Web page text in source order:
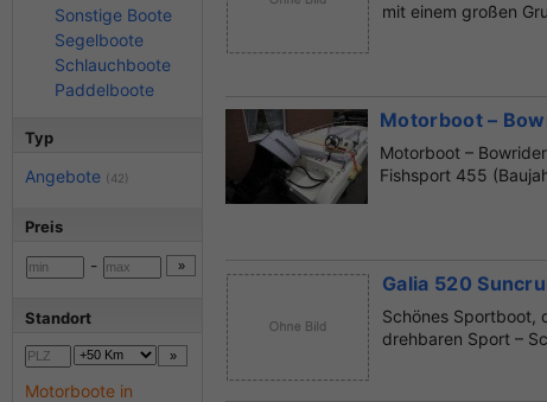
mit einem großen
Motorboot –
Motorboot –
Fishsport 455
Galia 520
Schönes Sportboot,
drehbaren Sport –
Sonstige Boote
Segelboote
Schlauchboote
Paddelboote
Typ
Angebote (42)
Preis
-
Standort
Motorboote in